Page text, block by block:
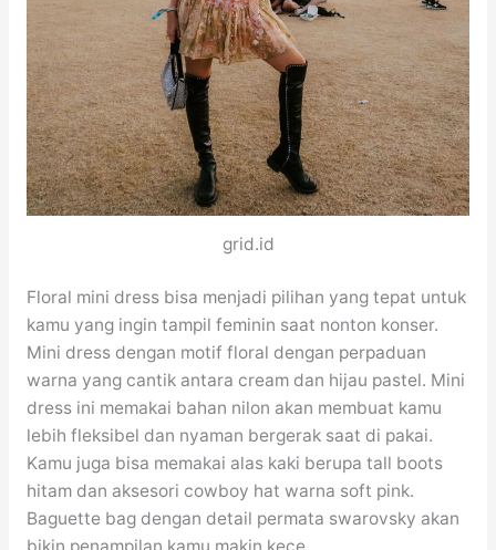
grid.id
Floral mini dress bisa menjadi pilihan yang tepat untuk
kamu yang ingin tampil feminin saat nonton konser.
Mini dress dengan motif floral dengan perpaduan
warna yang cantik antara cream dan hijau pastel. Mini
dress ini memakai bahan nilon akan membuat kamu
lebih fleksibel dan nyaman bergerak saat di pakai.
Kamu juga bisa memakai alas kaki berupa tall boots
hitam dan aksesori cowboy hat warna soft pink.
Baguette bag dengan detail permata swarovsky akan